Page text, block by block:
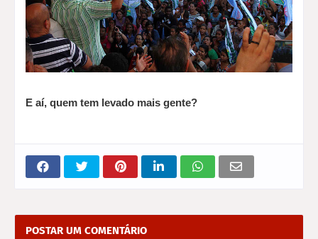
E aí, quem tem levado mais gente?
POSTAR UM COMENTÁRIO